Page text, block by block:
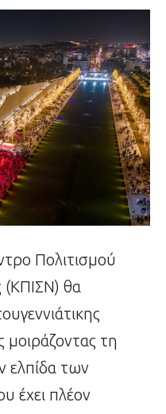
Πολιτισμού
(ΚΠΙΣΝ) θα
μοιράζοντας τη
ελπίδα των
έχει πλέον